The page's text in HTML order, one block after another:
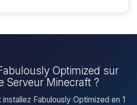
Optimized sur
Serveur Minecraft ?
Fabulously Optimized en 1